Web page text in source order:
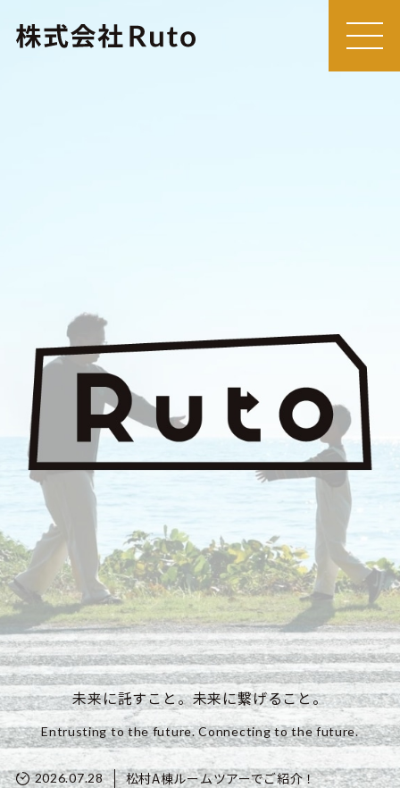
MEN
U
未来に託すこと。未来に繋げること。
Entrusting to the future. Connecting to the future.
2026.07.28 松村A棟ルームツアーでご紹介！